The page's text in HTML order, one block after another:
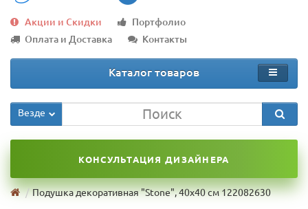
Акции и Скидки
Портфолио
Оплата и Доставка
Контакты
Каталог товаров
Везде
КОНСУЛЬТАЦИЯ ДИЗАЙНЕРА
Подушка декоративная "Stone", 40х40 см 122082630